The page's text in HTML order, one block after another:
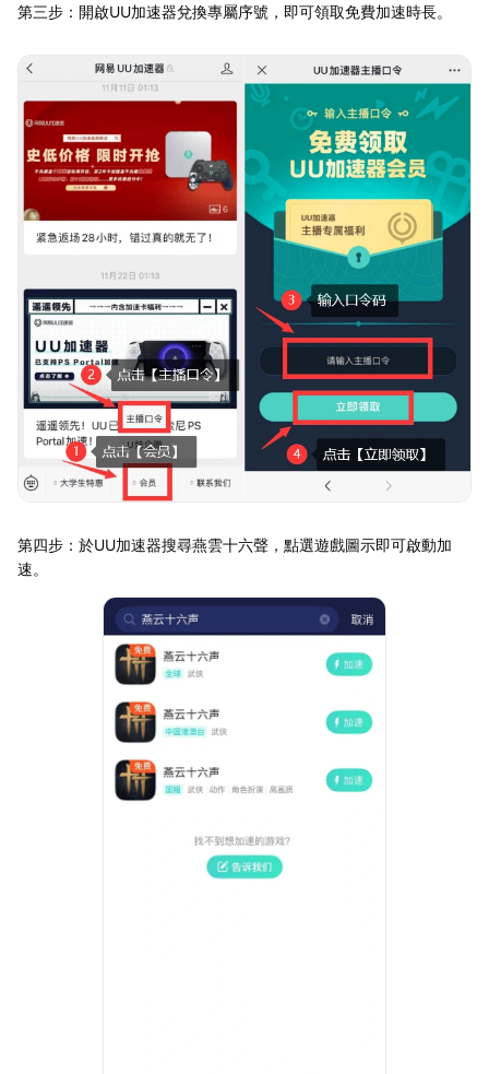
第三步：開啟UU加速器兌換專屬序號，即可領取免費加速時長。
第四步：於UU加速器搜尋燕雲十六聲，點選遊戲圖示即可啟動加
速。